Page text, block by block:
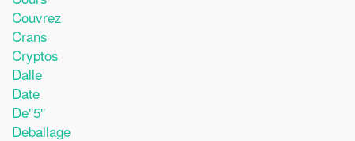
Couvrez
Crans
Cryptos
Dalle
Date
De''5''
Deballage